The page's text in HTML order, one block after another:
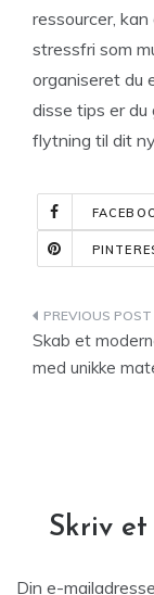
ressourcer,
stressfri som
organiseret du
disse tips er
flytning til dit
Skab et
med unikke
Skriv et
Din e-